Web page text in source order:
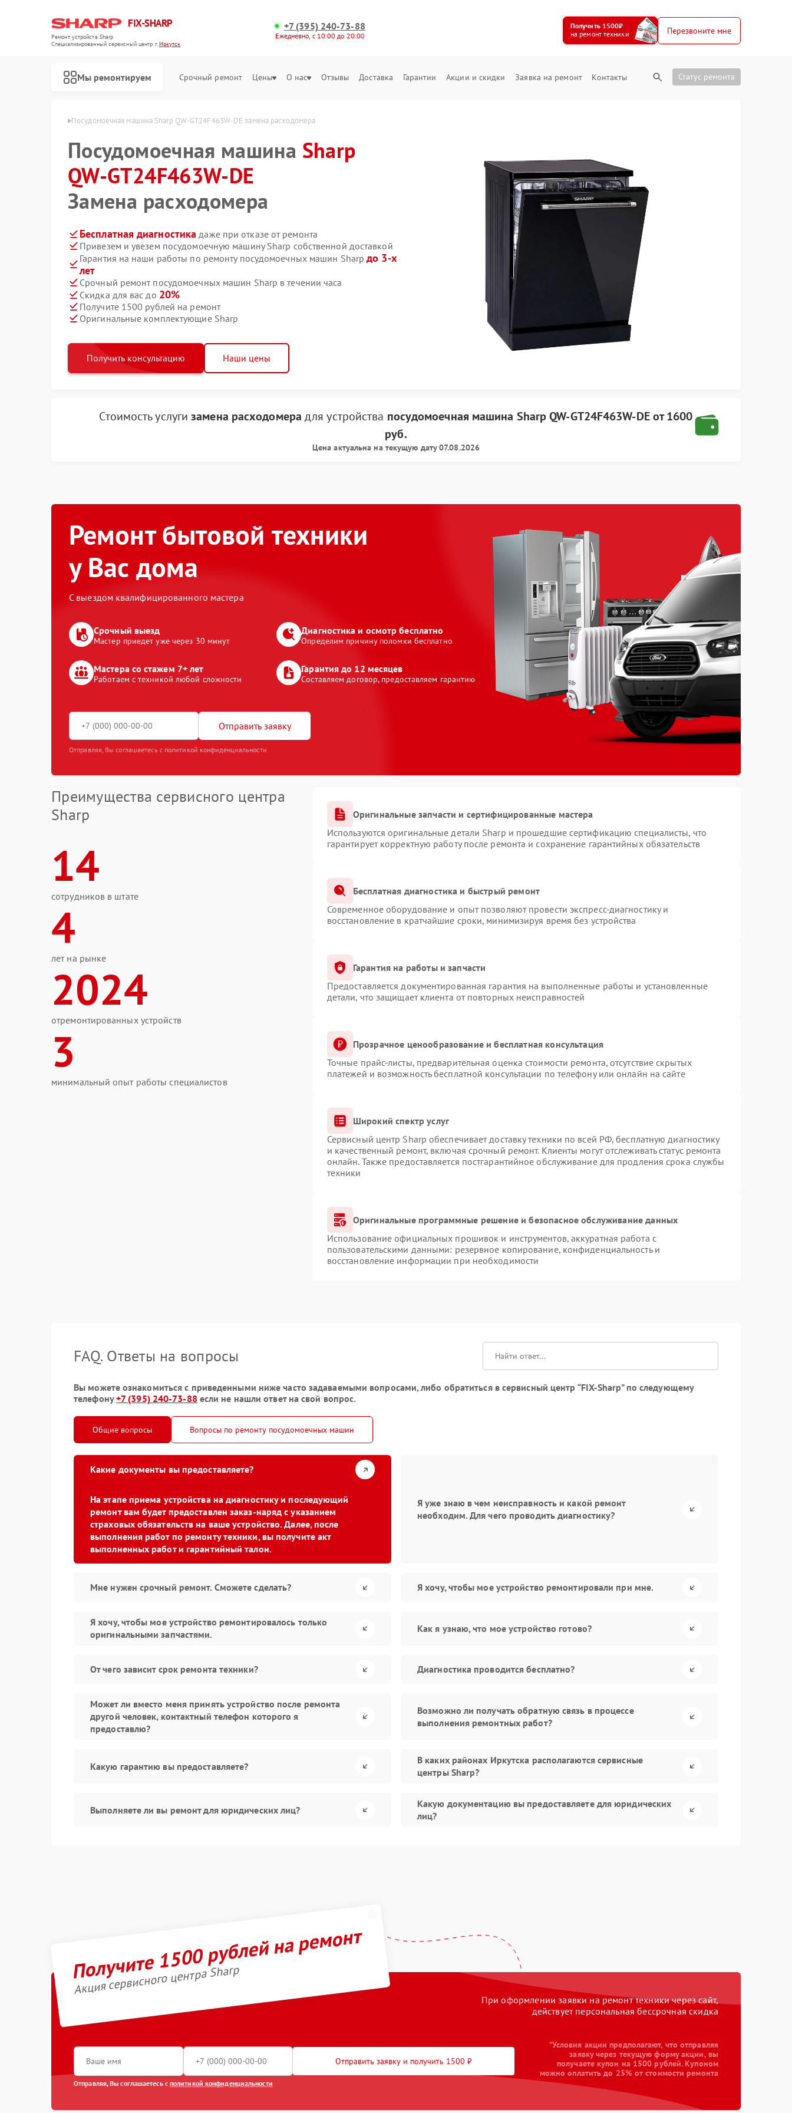
FIX-SHARP
Ремонт устройств Sharp
Специализированный cервисный центр г.Иркутск
+7 (395) 240-73-88
Ежедневно, с 10:00 до 20:00
Получить 1500₽
на ремонт техники
Перезвоните мне
Мы ремонтируем Срочный ремонт Цены О нас Отзывы Доставка Гарантии Акции и скидки Заявка на ремонт Контакты Статус ремонта
DE в Иркутске Посудомоечная машина Sharp QW-GT24F463W-DE замена расходомера
Посудомоечная машина Sharp
QW-GT24F463W-DE
Замена расходомера
Бесплатная диагностика даже при отказе от ремонта
Привезем и увезем посудомоечную машину Sharp собственной доставкой
Гарантия на наши работы по ремонту посудомоечных машин Sharpдо 3-х
лет
Срочный ремонт посудомоечных машин Sharp в течении часа
Скидка для вас до 20%
Получите 1500 рублей на ремонт
Оригинальные комплектующие Sharp
Получить консультацию Наши цены
Стоимость услугизамена расходомера для устройства посудомоечная машина SharpQW-GT24F463W-DEот1600
руб.
Цена актуальна на текущую дату 07.08.2026
Ремонт бытовой техники
у Вас дома
С выездом квалифицированного мастера
Срочный выезд
Мастер приедет уже через 30 минут
Диагностика и осмотр бесплатно
Определим причину поломки бесплатно
Мастера со стажем 7+ лет
Работаем с техникой любой сложности
Гарантия до 12 месяцев
Составляем договор, предоставляем гарантию
Отправить заявку
Отправляя, Вы соглашаетесь с политикой конфиденциальности
Преимущества сервисного центра
Sharp
14
сотрудников в штате
4
лет на рынке
2024
отремонтированных устройств
3
минимальный опыт работы специалистов
Оригинальные запчасти и сертифицированные мастера
Используются оригинальные детали Sharp и прошедшие сертификацию специалисты, что
гарантирует корректную работу после ремонта и сохранение гарантийных обязательств
Бесплатная диагностика и быстрый ремонт
Современное оборудование и опыт позволяют провести экспресс-диагностику и
восстановление в кратчайшие сроки, минимизируя время без устройства
Гарантия на работы и запчасти
Предоставляется документированная гарантия на выполненные работы и установленные
детали, что защищает клиента от повторных неисправностей
Прозрачное ценообразование и бесплатная консультация
Точные прайс-листы, предварительная оценка стоимости ремонта, отсутствие скрытых
платежей и возможность бесплатной консультации по телефону или онлайн на сайте
Широкий спектр услуг
Сервисный центр Sharp обеспечивает доставку техники по всей РФ, бесплатную диагностику
и качественный ремонт, включая срочный ремонт. Клиенты могут отслеживать статус ремонта
онлайн. Также предоставляется постгарантийное обслуживание для продления срока службы
техники
Оригинальные программные решение и безопасное обслуживание данных
Использование официальных прошивок и инструментов, аккуратная работа с
пользовательскими данными: резервное копирование, конфиденциальность и
восстановление информации при необходимости
FAQ. Ответы на вопросы
Вы можете ознакомиться с приведенными ниже часто задаваемыми вопросами, либо обратиться в сервисный центр “FIX-Sharp” по следующему
телефону+7 (395) 240-73-88 если не нашли ответ на свой вопрос.
Общие вопросы Вопросы по ремонту посудомоечных машин
Какие документы вы предоставляете?
На этапе приема устройства на диагностику и последующий
ремонт вам будет предоставлен заказ-наряд с указанием
страховых обязательств на ваше устройство. Далее, после
выполнения работ по ремонту техники, вы получите акт
выполненных работ и гарантийный талон.
Я уже знаю в чем неисправность и какой ремонт
необходим. Для чего проводить диагностику?
Мне нужен срочный ремонт. Сможете сделать? Я хочу, чтобы мое устройство ремонтировали при мне.
Я хочу, чтобы мое устройство ремонтировалось только
оригинальными запчастями.
Как я узнаю, что мое устройство готово?
От чего зависит срок ремонта техники? Диагностика проводится бесплатно?
Может ли вместо меня принять устройство после ремонта
другой человек, контактный телефон которого я
предоставлю?
Возможно ли получать обратную связь в процессе
выполнения ремонтных работ?
Какую гарантию вы предоставляете?
В каких районах Иркутска располагаются сервисные
центры Sharp?
Выполняете ли вы ремонт для юридических лиц?
Какую документацию вы предоставляете для юридических
лиц?
Получите 1500 рублей на ремонт
Акция сервисного центра Sharp
При оформлении заявки на ремонт техники через сайт,
действует персональная бессрочная скидка
Отправить заявку и получить 1500 ₽
Отправляя, Вы соглашаетесь с политикой конфиденциальности
*Условия акции предполагают, что отправляя
заявку через текущую форму акции, вы
получаете купон на 1500 рублей. Купоном
можно оплатить до 25% от стоимости ремонта